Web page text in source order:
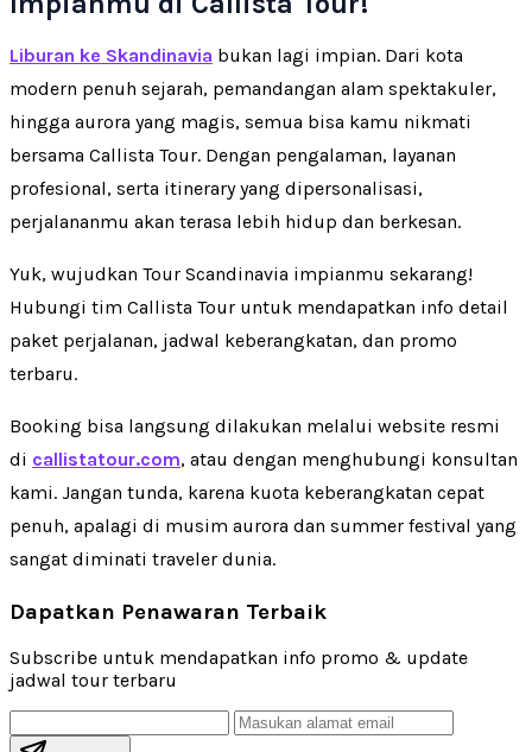
Liburan ke Skandinavia bukan lagi impian. Dari kota
modern penuh sejarah, pemandangan alam spektakuler,
hingga aurora yang magis, semua bisa kamu nikmati
bersama Callista Tour. Dengan pengalaman, layanan
profesional, serta itinerary yang dipersonalisasi,
perjalananmu akan terasa lebih hidup dan berkesan.
Yuk, wujudkan Tour Scandinavia impianmu sekarang!
Hubungi tim Callista Tour untuk mendapatkan info detail
paket perjalanan, jadwal keberangkatan, dan promo
terbaru.
Booking bisa langsung dilakukan melalui website resmi
di callistatour.com, atau dengan menghubungi konsultan
kami. Jangan tunda, karena kuota keberangkatan cepat
penuh, apalagi di musim aurora dan summer festival yang
sangat diminati traveler dunia.
Dapatkan Penawaran Terbaik
Subscribe untuk mendapatkan info promo & update
jadwal tour terbaru